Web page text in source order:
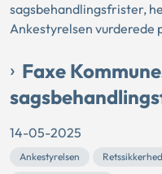
sagsbehandlingsfrister,
Ankestyrelsen vurderede
Faxe
14-05-2025
Ankestyrelsen